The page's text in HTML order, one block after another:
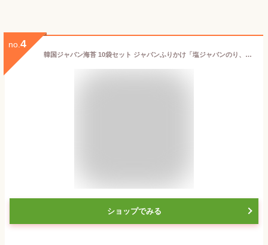
no. 4
韓国ジャバン海苔 10袋セット ジャバンふりかけ「塩ジャバンのり、玉童子、三父子」 ジャバンのり
ショップでみる